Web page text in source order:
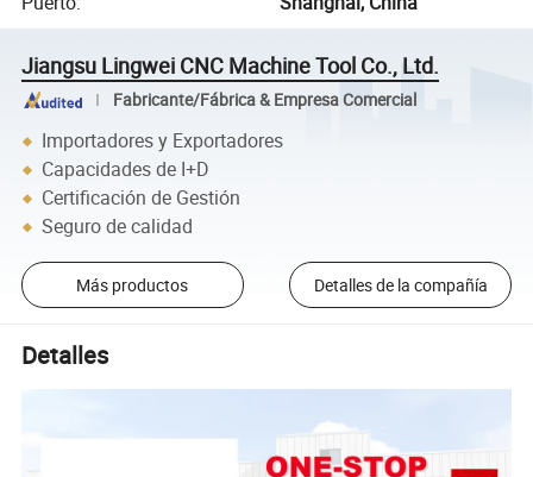
Jiangsu Lingwei CNC Machine Tool Co., Ltd.
Fabricante/Fábrica & Empresa Comercial
Importadores y Exportadores
Capacidades de I+D
Certificación de Gestión
Seguro de calidad
Más productos Detalles de la compañía
Detalles